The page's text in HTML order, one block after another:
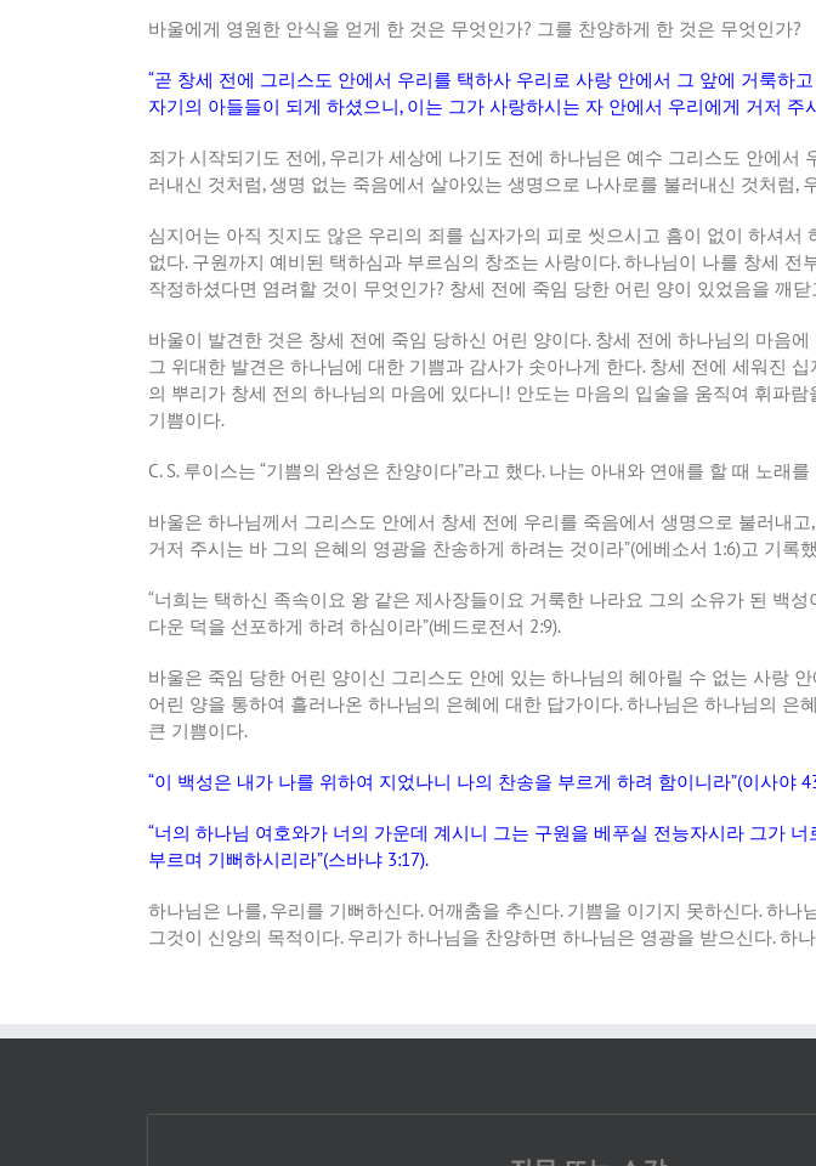
바울에게 영원한 안식을 얻게 한 것은 무엇인가? 그를 찬양하게 한 것은 무엇인가?
“곧 창세 전에 그리스도 안에서 우리를 택하사 우리로 사랑 안에서 그 앞에 거룩하
자기의 아들들이 되게 하셨으니, 이는 그가 사랑하시는 자 안에서 우리에게 거저
죄가 시작되기도 전에, 우리가 세상에 나기도 전에 하나님은 예수 그리스도 안에서
러내신 것처럼,생명 없는 죽음에서 살아있는 생명으로 나사로를 불러내신 것처럼,
심지어는 아직 짓지도 않은 우리의 죄를 십자가의 피로 씻으시고 흠이 없이 하셔서
없다. 구원까지 예비된 택하심과 부르심의 창조는 사랑이다.하나님이 나를 창세 전
작정하셨다면 염려할 것이 무엇인가? 창세 전에 죽임 당한 어린 양이 있었음을 깨
바울이 발견한 것은 창세 전에 죽임 당하신 어린 양이다. 창세 전에 하나님의 마음
그 위대한 발견은 하나님에 대한 기쁨과 감사가 솟아나게 한다. 창세 전에 세워진
의 뿌리가 창세 전의 하나님의 마음에 있다니! 안도는 마음의 입술을 움직여 휘파
기쁨이다.
C. S. 루이스는 “기쁨의 완성은 찬양이다”라고 했다. 나는 아내와 연애를 할 때 노래
바울은 하나님께서 그리스도 안에서 창세 전에 우리를 죽음에서 생명으로 불러내고,
거저 주시는 바 그의 은혜의 영광을 찬송하게 하려는 것이라”(에베소서 1:6)고 기록
“너희는 택하신 족속이요 왕 같은 제사장들이요 거룩한 나라요 그의 소유가 된 백
다운 덕을 선포하게 하려 하심이라”(베드로전서 2:9).
바울은 죽임 당한 어린 양이신 그리스도 안에 있는 하나님의 헤아릴 수 없는 사랑
어린 양을 통하여 흘러나온 하나님의 은혜에 대한 답가이다.하나님은 하나님의 은
큰 기쁨이다.
“이 백성은 내가 나를 위하여 지었나니 나의 찬송을 부르게 하려 함이니라”(이사야
“너의 하나님 여호와가 너의 가운데 계시니 그는 구원을 베푸실 전능자시라 그가
부르며 기뻐하시리라”(스바냐 3:17).
하나님은 나를, 우리를 기뻐하신다. 어깨춤을 추신다. 기쁨을 이기지 못하신다.하나
그것이 신앙의 목적이다. 우리가 하나님을 찬양하면 하나님은 영광을 받으신다.하